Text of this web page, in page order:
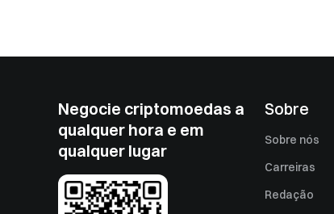
Negocie criptomoedas a
qualquer hora e em
qualquer lugar
Sobre
Sobre nós
Carreiras
Redação